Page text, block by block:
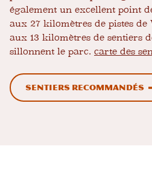
également un excellent point
aux 27 kilomètres de pistes de
aux 13 kilomètres de sentiers
sillonnent le parc. carte des
Sentiers recommandés